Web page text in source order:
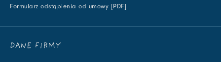
Formularz odstąpienia od umowy [PDF]
DANE FIRMY